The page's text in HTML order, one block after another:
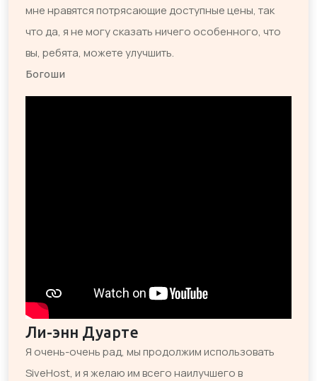
мне нравятся потрясающие доступные цены, так
что да, я не могу сказать ничего особенного, что
вы, ребята, можете улучшить.
Богоши
Ли-энн Дуарте
Я очень-очень рад, мы продолжим использовать
SiveHost, и я желаю им всего наилучшего в